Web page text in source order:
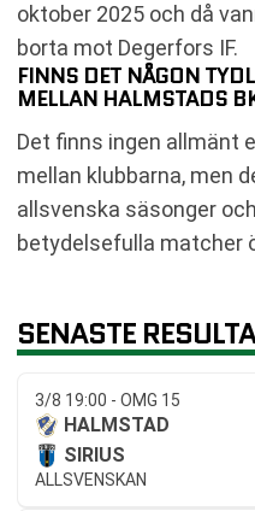
oktober 2025 och då
borta mot Degerfors IF.
FINNS DET NÅGON
MELLAN HALMSTADS
Det finns ingen allmänt
mellan klubbarna, men
allsvenska säsonger
betydelsefulla matcher
SENASTE
3/8 19:00 - OMG 15
HALMSTAD
SIRIUS
ALLSVENSKAN